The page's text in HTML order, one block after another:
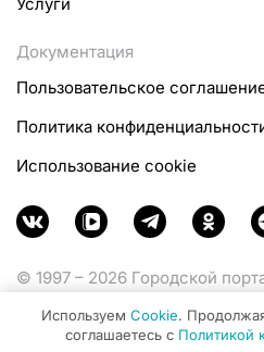
Документация
Пользовательское
Политика
Использование cookie
© 1997 – 2026 Городской
Министерства цифрового
коммуникаций Российской
Используем Cookie.
соглашаетесь с Политикой